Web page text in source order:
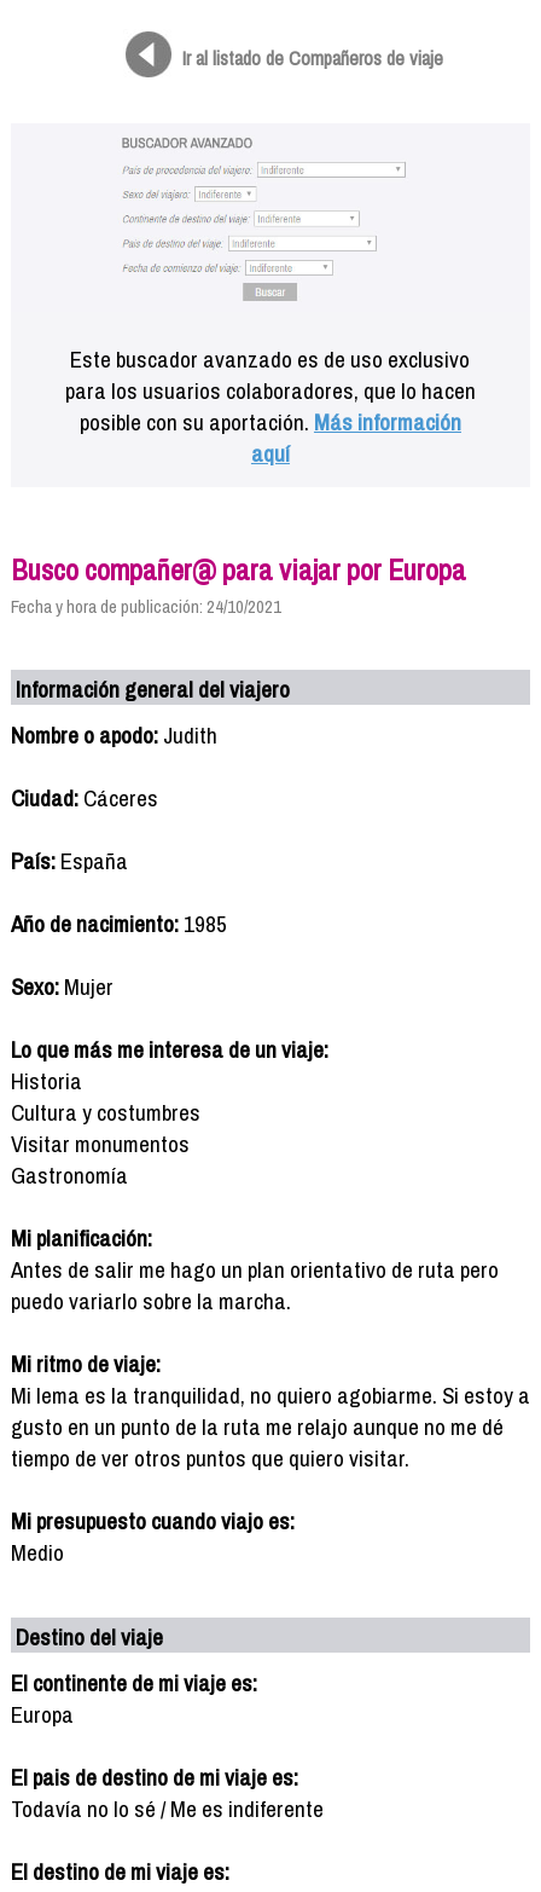
Ir al listado de Compañeros de viaje
Este buscador avanzado es de uso exclusivo
para los usuarios colaboradores, que lo hacen
posible con su aportación. Más información
aquí
Busco compañer@ para viajar por Europa
Fecha y hora de publicación: 24/10/2021
Información general del viajero
Nombre o apodo:Judith
Ciudad:Cáceres
País:España
Año de nacimiento:1985
Sexo:Mujer
Lo que más me interesa de un viaje:
Historia
Cultura y costumbres
Visitar monumentos
Gastronomía
Mi planificación:
Antes de salir me hago un plan orientativo de ruta pero
puedo variarlo sobre la marcha.
Mi ritmo de viaje:
Mi lema es la tranquilidad, no quiero agobiarme. Si estoy a
gusto en un punto de la ruta me relajo aunque no me dé
tiempo de ver otros puntos que quiero visitar.
Mi presupuesto cuando viajo es:
Medio
Destino del viaje
El continente de mi viaje es:
Europa
El pais de destino de mi viaje es:
Todavía no lo sé / Me es indiferente
El destino de mi viaje es: